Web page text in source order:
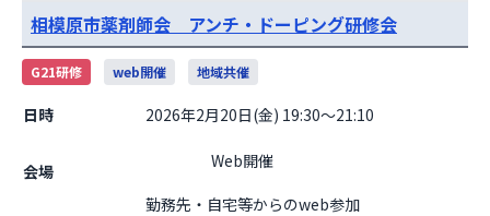
相模原市薬剤師会 アンチ・ドーピング研修会
G21研修 web開催 地域共催
日時 2026年2月20日(金) 19:30～21:10
会場
勤務先・自宅等からのweb参加